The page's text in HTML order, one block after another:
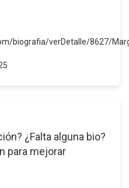
biografia/verDetalle/8627/
¿Falta alguna bio?
para mejorar